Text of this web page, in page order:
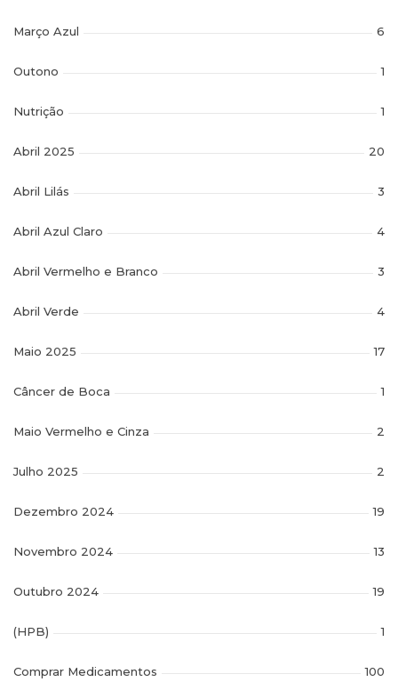
Março Azul 6
Outono 1
Nutrição 1
Abril 2025 20
Abril Lilás 3
Abril Azul Claro 4
Abril Vermelho e Branco 3
Abril Verde 4
Maio 2025 17
Câncer de Boca 1
Maio Vermelho e Cinza 2
Julho 2025 2
Dezembro 2024 19
Novembro 2024 13
Outubro 2024 19
(HPB) 1
Comprar Medicamentos 100